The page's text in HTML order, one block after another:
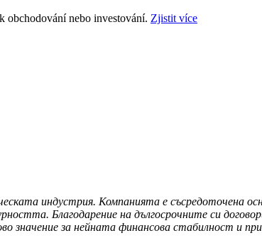
obchodování nebo investování. Zjistit více
индустрия. Компанията е съсредоточена
Благодарение на дългосрочните си
значение за нейната финансова стабилност и